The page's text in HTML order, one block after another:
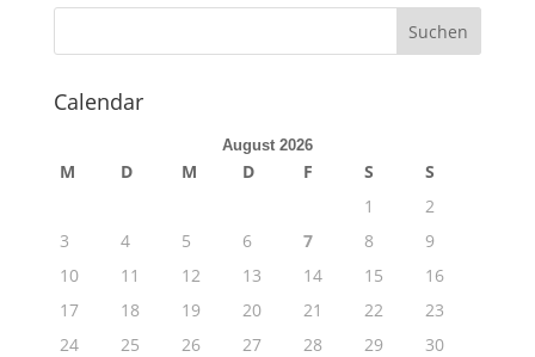
Calendar
August 2026
M D M D F S
S
1
2
3
4 5 6 7 8
9
10
11 12 13 14 15
16
17
18 19 20 21 22
23
24
25 26 27 28 29
30